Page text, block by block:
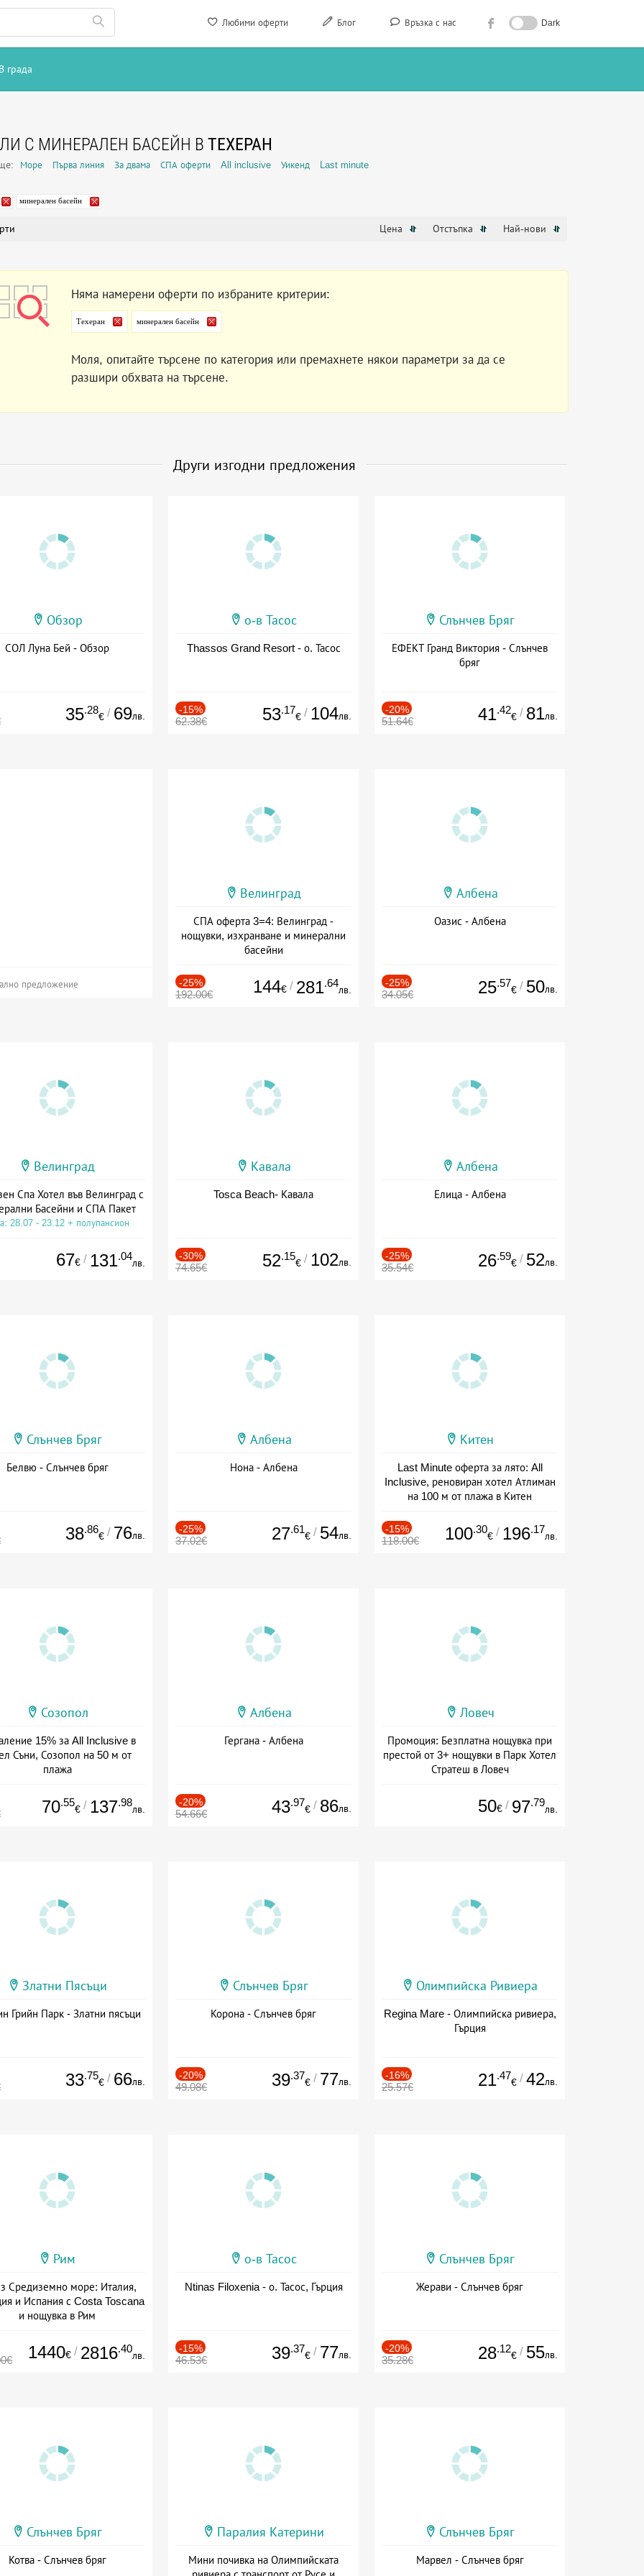
Любими оферти Блог Връзка с нас Dark
В града
С МИНЕРАЛЕН БАСЕЙН В ТЕХЕРАН
Море Първа линия За двама СПА оферти All inclusive Уикенд Last minute
минерален басейн
Цена Отстъпка Най-нови
Няма намерени оферти по избраните критерии:
Техеран минерален басейн
Моля, опитайте търсене по категория или премахнете някои параметри за да се
разшири обхвата на търсене.
Други изгодни предложения
Обзор
СОЛ Луна Бей - Обзор
35.28
€ / 69лв.
о-в Тасос
Thassos Grand Resort - о. Тасос
-15%
62.38€ 53.17
€ / 104лв.
Слънчев Бряг
ЕФЕКТ Гранд Виктория - Слънчев
бряг
-20%
51.64€ 41.42
€ / 81лв.
предложение
Велинград
СПА оферта 3=4: Велинград -
нощувки, изхранване и минерални
басейни
-25%
192.00€ 144€ / 281.64
лв.
Албена
Оазис - Албена
-25%
34.05€ 25.57
€ / 50лв.
Велинград
Спа Хотел във Велинград с
Басейни и СПА Пакет
28.07 - 23.12 + полупансион
67€ / 131.04
лв.
Кавала
Tosca Beach- Кавала
-30%
74.65€ 52.15
€ / 102лв.
Албена
Елица - Албена
-25%
35.54€ 26.59
€ / 52лв.
Слънчев Бряг
Белвю - Слънчев бряг
38.86
€ / 76лв.
Албена
Нона - Албена
-25%
37.02€ 27.61
€ / 54лв.
Китен
Last Minute оферта за лято: All
Inclusive, реновиран хотел Атлиман
на 100 м от плажа в Китен
-15%
118.00€ 100.30
€ / 196.17
лв.
Созопол
15% за All Inclusive в
Съни, Созопол на 50 м от
плажа
70.55
€ / 137.98
лв.
Албена
Гергана - Албена
-20%
54.66€ 43.97
€ / 86лв.
Ловеч
Промоция: Безплатна нощувка при
престой от 3+ нощувки в Парк Хотел
Стратеш в Ловеч
50€ / 97.79
лв.
Златни Пясъци
Грийн Парк - Златни пясъци
33.75
€ / 66лв.
Слънчев Бряг
Корона - Слънчев бряг
-20%
49.08€ 39.37
€ / 77лв.
Олимпийска Ривиера
Regina Mare - Олимпийска ривиера,
Гърция
-16%
25.57€ 21.47
€ / 42лв.
Рим
Средиземно море: Италия,
и Испания с Costa Toscana
и нощувка в Рим
1440€ / 2816.40
лв.
о-в Тасос
Ntinas Filoxenia - о. Тасос, Гърция
-15%
46.53€ 39.37
€ / 77лв.
Слънчев Бряг
Жерави - Слънчев бряг
-20%
35.28€ 28.12
€ / 55лв.
Слънчев Бряг
Котва - Слънчев бряг
Паралия Катерини
Мини почивка на Олимпийската
Слънчев Бряг
Марвел - Слънчев бряг